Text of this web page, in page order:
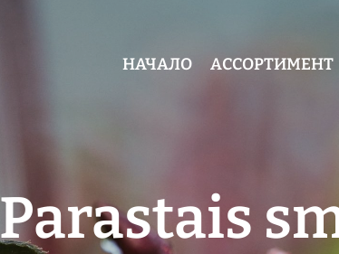
НАЧАЛО АССОРТИМЕНТ
Parastais